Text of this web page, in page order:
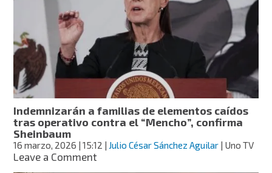
investigue
cualquier
elemento”:
alcalde
de
Sahuayo
tras
muerte
del
“Mencho”
Indemnizarán a familias de elementos caídos
tras operativo contra el “Mencho”, confirma
Sheinbaum
16 marzo, 2026 | 15:12 | Julio César Sánchez Aguilar | Uno TV
Leave a Commenton